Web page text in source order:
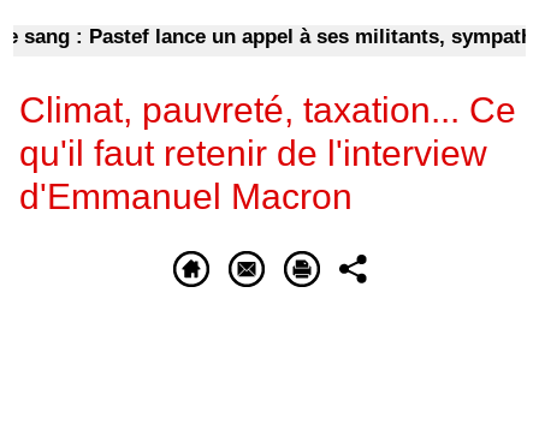
: Pastef lance un appel à ses militants,
Climat, pauvreté, taxation... Ce
qu'il faut retenir de l'interview
d'Emmanuel Macron